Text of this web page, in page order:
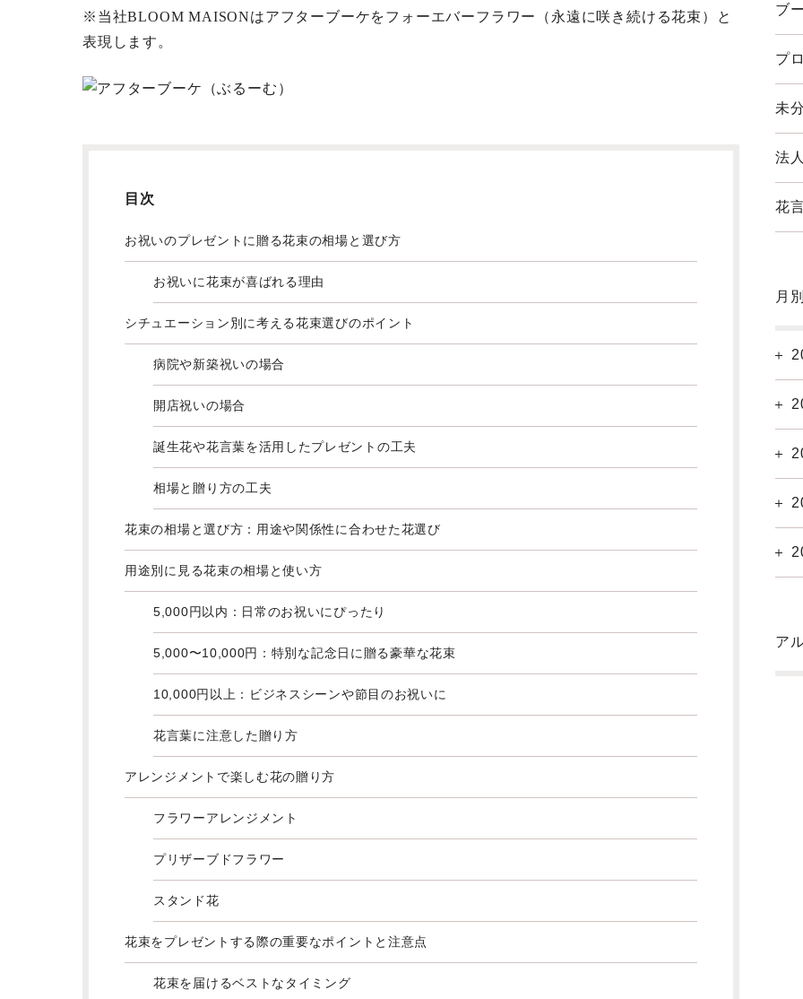
※当社BLOOM MAISONはアフターブーケをフォーエバーフラワー（永遠に咲き続ける花束）と
表現します。
目次
お祝いのプレゼントに贈る花束の相場と選び方
お祝いに花束が喜ばれる理由
シチュエーション別に考える花束選びのポイント
病院や新築祝いの場合
開店祝いの場合
誕生花や花言葉を活用したプレゼントの工夫
相場と贈り方の工夫
花束の相場と選び方：用途や関係性に合わせた花選び
用途別に見る花束の相場と使い方
5,000円以内：日常のお祝いにぴったり
5,000〜10,000円：特別な記念日に贈る豪華な花束
10,000円以上：ビジネスシーンや節目のお祝いに
花言葉に注意した贈り方
アレンジメントで楽しむ花の贈り方
フラワーアレンジメント
プリザーブドフラワー
スタンド花
花束をプレゼントする際の重要なポイントと注意点
花束を届けるベストなタイミング
ブ
プ
未
法
花
月
ア